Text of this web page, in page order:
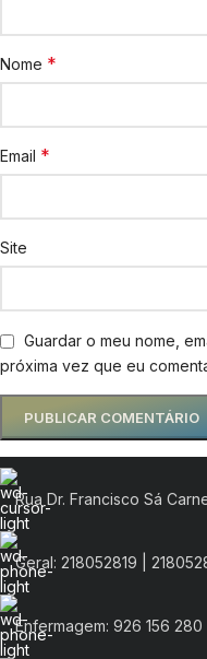
Nome *
Email *
Site
Guardar o meu nome,
próxima vez que eu
Rua Dr. Francisco Sá
Geral: 218052819 |
Enfermagem: 926 156 280